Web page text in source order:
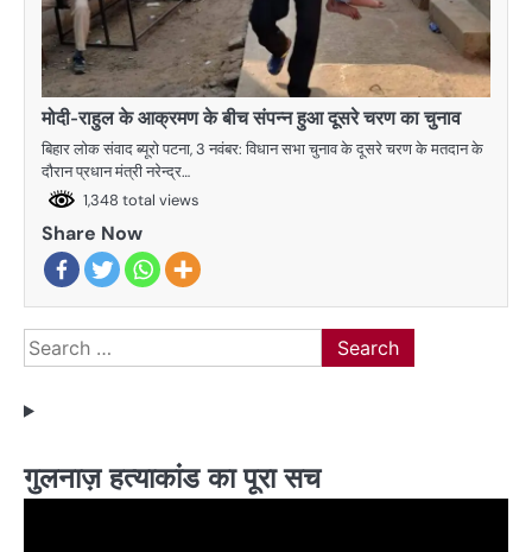
मोदी-राहुल के आक्रमण के बीच संपन्न हुआ दूसरे चरण का चुनाव
बिहार लोक संवाद ब्यूरो पटना, 3 नवंबर: विधान सभा चुनाव के दूसरे चरण के मतदान के
दौरान प्रधान मंत्री नरेन्द्र…
1,348 total views
Share Now
Search
for:
गुलनाज़ हत्याकांड का पूरा सच